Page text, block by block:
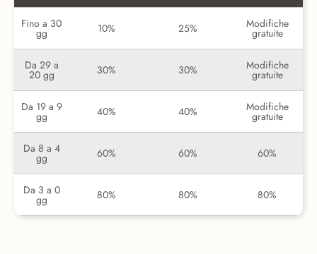
Fino a 30
gg 10% 25% Modifiche
gratuite
Da 29 a
20 gg 30% 30% Modifiche
gratuite
Da 19 a 9
gg 40% 40% Modifiche
gratuite
Da 8 a 4
gg 60% 60% 60%
Da 3 a 0
gg 80% 80% 80%